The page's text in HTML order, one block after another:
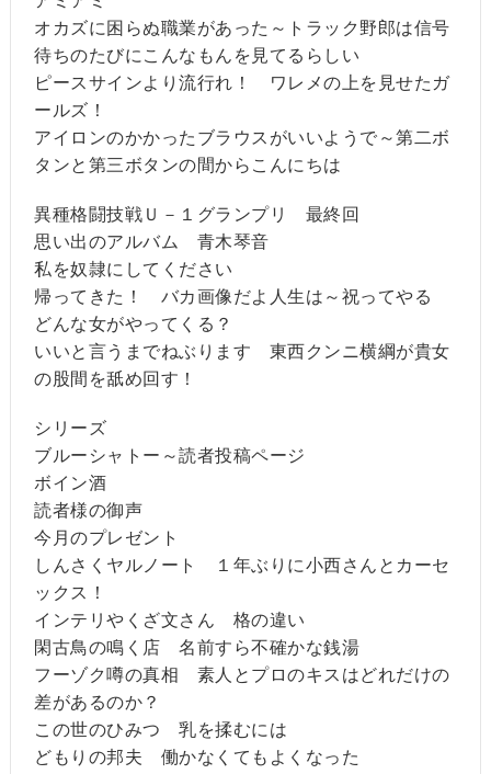
オカズに困らぬ職業があった～トラック野郎は信号
待ちのたびにこんなもんを見てるらしい
ピースサインより流行れ！ ワレメの上を見せたガ
ールズ！
アイロンのかかったブラウスがいいようで～第二ボ
タンと第三ボタンの間からこんにちは
異種格闘技戦Ｕ－１グランプリ 最終回
思い出のアルバム 青木琴音
私を奴隷にしてください
帰ってきた！ バカ画像だよ人生は～祝ってやる
どんな女がやってくる？
いいと言うまでねぶります 東西クンニ横綱が貴女
の股間を舐め回す！
シリーズ
ブルーシャトー～読者投稿ページ
ボイン酒
読者様の御声
今月のプレゼント
しんさくヤルノート １年ぶりに小西さんとカーセ
ックス！
インテリやくざ文さん 格の違い
閑古鳥の鳴く店 名前すら不確かな銭湯
フーゾク噂の真相 素人とプロのキスはどれだけの
差があるのか？
この世のひみつ 乳を揉むには
どもりの邦夫 働かなくてもよくなった